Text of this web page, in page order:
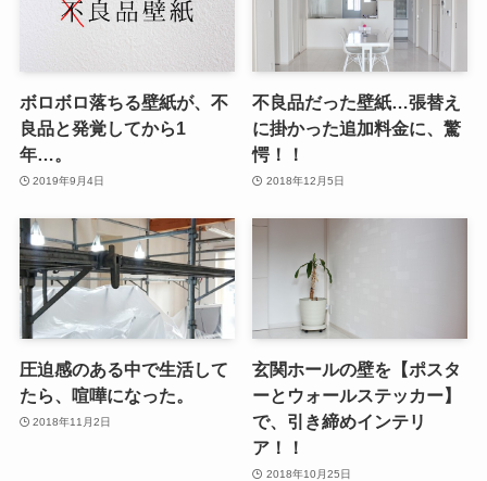
ボロボロ落ちる壁紙が、不
良品と発覚してから1
年…。
2019年9月4日
不良品だった壁紙…張替え
に掛かった追加料金に、驚
愕！！
2018年12月5日
圧迫感のある中で生活して
たら、喧嘩になった。
2018年11月2日
玄関ホールの壁を【ポスタ
ーとウォールステッカー】
で、引き締めインテリ
ア！！
2018年10月25日